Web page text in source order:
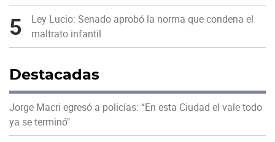
5
Ley Lucio: Senado aprobó la norma que condena el
maltrato infantil
Destacadas
Jorge Macri egresó a policías: “En esta Ciudad el vale todo
ya se terminó"